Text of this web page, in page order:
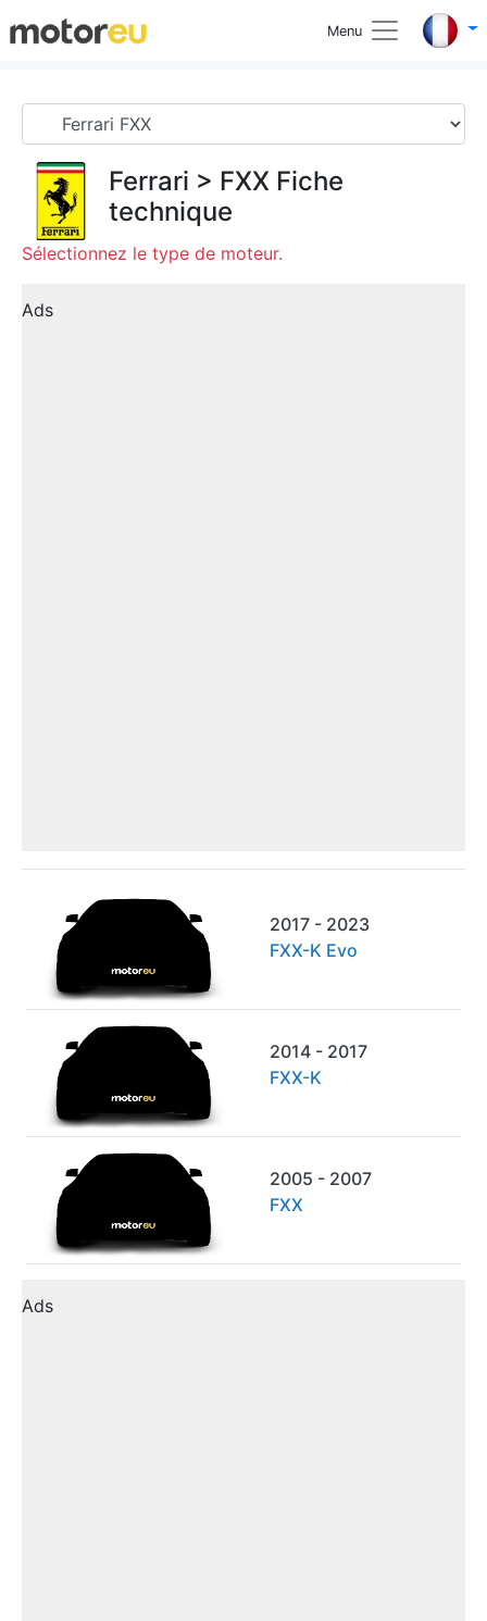
Menu
Ferrari > FXX Fiche
technique
Sélectionnez le type de moteur.
Ads
2017 - 2023
FXX-K Evo
2014 - 2017
FXX-K
2005 - 2007
FXX
Ads